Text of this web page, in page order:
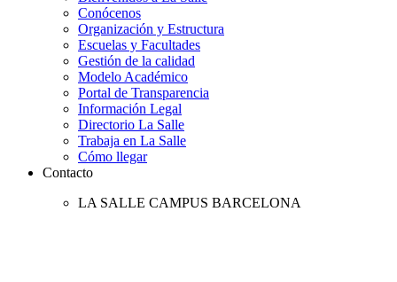
Conócenos
Organización y Estructura
Escuelas y Facultades
Gestión de la calidad
Modelo Académico
Portal de Transparencia
Información Legal
Directorio La Salle
Trabaja en La Salle
Cómo llegar
Contacto
LA SALLE CAMPUS BARCELONA